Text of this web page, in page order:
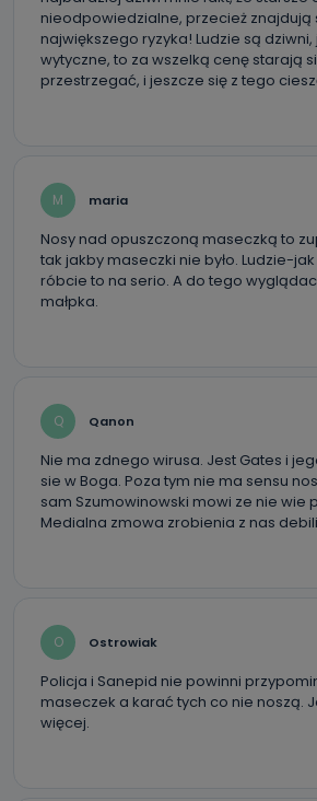
Kiedy i komu możemy
Państwa dane?
Telewizja Kablowa Pro-Art z siedzibą w
Co mogą Państwo zrobić z
przekazanymi nam danymi?
Po wyrażeniu zgody na przetwarzanie
mają Państwo prawo do żądania od
Pro-Art z siedzibą w miejscowości Ostrów
400) przy ul. Wolności 19 dostępu do
dotyczących Państwa oraz uzyskania ich
Do kiedy Państwa dane
przechowywane?
Do czasu wycofania zgody lub, jeśli
przetwarzane na podstawie prawnie
administratora – do momentu
Jakie dane osobowe
szczególności: imię i nazwisko, adres e-
kontaktowy, adres korespondencyjny.
danych osobowych są pracownicy i
oraz partnerzy wspomagający
biznesowej działalności.
Jak skontaktować się z
nieodpowiedzialne, przecież znajdują
największego ryzyka! Ludzie są
wytyczne, to za wszelką cenę starają
przestrzegać, i jeszcze się z tego
M maria
Nosy nad opuszczoną maseczką to
tak jakby maseczki nie było. Ludzie-
róbcie to na serio. A do tego
małpka.
Q Qanon
Nie ma zdnego wirusa. Jest Gates i
sie w Boga. Poza tym nie ma sensu
sam Szumowinowski mowi ze nie wie
Medialna zmowa zrobienia z nas
O Ostrowiak
Policja i Sanepid nie powinni
maseczek a karać tych co nie noszą.
więcej.